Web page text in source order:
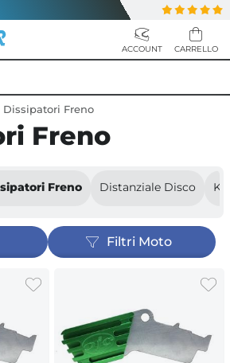
Dissipatori Freno
Freno
Freno Distanziale Disco
Filtri Moto